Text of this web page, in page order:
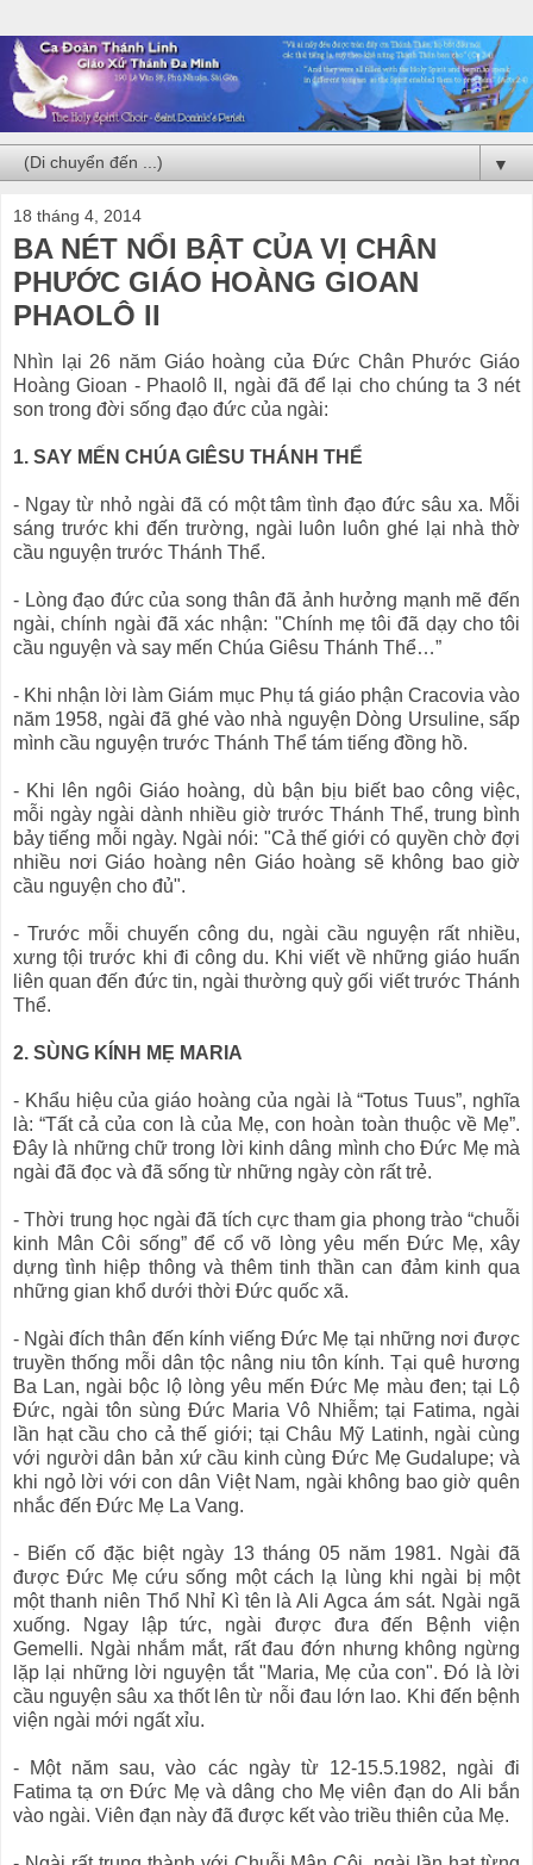
▼
18 tháng 4, 2014
BA NÉT NỔI BẬT CỦA VỊ CHÂN
PHƯỚC GIÁO HOÀNG GIOAN
PHAOLÔ II
Nhìn lại 26 năm Giáo hoàng của Đức Chân Phước Giáo
Hoàng Gioan - Phaolô II, ngài đã để lại cho chúng ta 3 nét
son trong đời sống đạo đức của ngài:
1. SAY MẾN CHÚA GIÊSU THÁNH THỂ
- Ngay từ nhỏ ngài đã có một tâm tình đạo đức sâu xa. Mỗi
sáng trước khi đến trường, ngài luôn luôn ghé lại nhà thờ
cầu nguyện trước Thánh Thể.
- Lòng đạo đức của song thân đã ảnh hưởng mạnh mẽ đến
ngài, chính ngài đã xác nhận: "Chính mẹ tôi đã dạy cho tôi
cầu nguyện và say mến Chúa Giêsu Thánh Thể…”
- Khi nhận lời làm Giám mục Phụ tá giáo phận Cracovia vào
năm 1958, ngài đã ghé vào nhà nguyện Dòng Ursuline, sấp
mình cầu nguyện trước Thánh Thể tám tiếng đồng hồ.
- Khi lên ngôi Giáo hoàng, dù bận bịu biết bao công việc,
mỗi ngày ngài dành nhiều giờ trước Thánh Thể, trung bình
bảy tiếng mỗi ngày. Ngài nói: "Cả thế giới có quyền chờ đợi
nhiều nơi Giáo hoàng nên Giáo hoàng sẽ không bao giờ
cầu nguyện cho đủ".
- Trước mỗi chuyến công du, ngài cầu nguyện rất nhiều,
xưng tội trước khi đi công du. Khi viết về những giáo huấn
liên quan đến đức tin, ngài thường quỳ gối viết trước Thánh
Thể.
2. SÙNG KÍNH MẸ MARIA
- Khẩu hiệu của giáo hoàng của ngài là “Totus Tuus”, nghĩa
là: “Tất cả của con là của Mẹ, con hoàn toàn thuộc về Mẹ”.
Đây là những chữ trong lời kinh dâng mình cho Đức Mẹ mà
ngài đã đọc và đã sống từ những ngày còn rất trẻ.
- Thời trung học ngài đã tích cực tham gia phong trào “chuỗi
kinh Mân Côi sống” để cổ võ lòng yêu mến Đức Mẹ, xây
dựng tình hiệp thông và thêm tinh thần can đảm kinh qua
những gian khổ dưới thời Đức quốc xã.
- Ngài đích thân đến kính viếng Đức Mẹ tại những nơi được
truyền thống mỗi dân tộc nâng niu tôn kính. Tại quê hương
Ba Lan, ngài bộc lộ lòng yêu mến Đức Mẹ màu đen; tại Lộ
Đức, ngài tôn sùng Đức Maria Vô Nhiễm; tại Fatima, ngài
lần hạt cầu cho cả thế giới; tại Châu Mỹ Latinh, ngài cùng
với người dân bản xứ cầu kinh cùng Đức Mẹ Gudalupe; và
khi ngỏ lời với con dân Việt Nam, ngài không bao giờ quên
nhắc đến Đức Mẹ La Vang.
- Biến cố đặc biệt ngày 13 tháng 05 năm 1981. Ngài đã
được Đức Mẹ cứu sống một cách lạ lùng khi ngài bị một
một thanh niên Thổ Nhỉ Kì tên là Ali Agca ám sát. Ngài ngã
xuống. Ngay lập tức, ngài được đưa đến Bệnh viện
Gemelli. Ngài nhắm mắt, rất đau đớn nhưng không ngừng
lặp lại những lời nguyện tắt "Maria, Mẹ của con". Đó là lời
cầu nguyện sâu xa thốt lên từ nỗi đau lớn lao. Khi đến bệnh
viện ngài mới ngất xỉu.
- Một năm sau, vào các ngày từ 12-15.5.1982, ngài đi
Fatima tạ ơn Đức Mẹ và dâng cho Mẹ viên đạn do Ali bắn
vào ngài. Viên đạn này đã được kết vào triều thiên của Mẹ.